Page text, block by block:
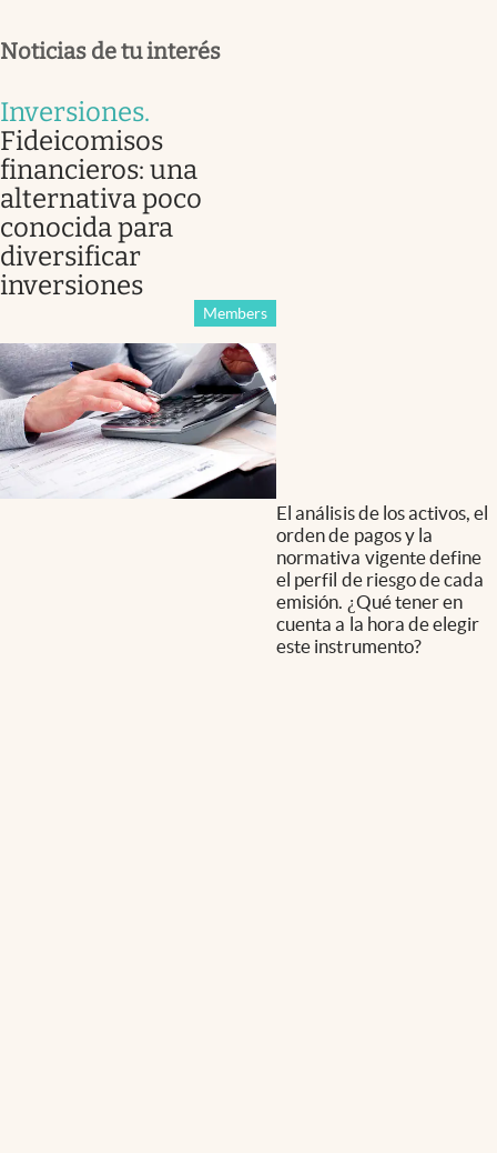
Noticias de tu interés
Inversiones.
Fideicomisos
financieros: una
alternativa poco
conocida para
diversificar
inversiones
Members
El análisis de los activos, el
orden de pagos y la
normativa vigente define
el perfil de riesgo de cada
emisión. ¿Qué tener en
cuenta a la hora de elegir
este instrumento?